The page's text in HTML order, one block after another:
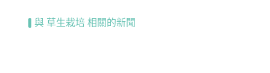
與 草生栽培 相關的新聞